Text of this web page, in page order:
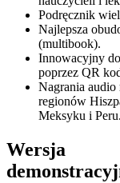
Podręcznik
Najlepsza
(multibook).
Innowacyjny
poprzez QR
Nagrania
regionów
Meksyku i Peru.
Wersja